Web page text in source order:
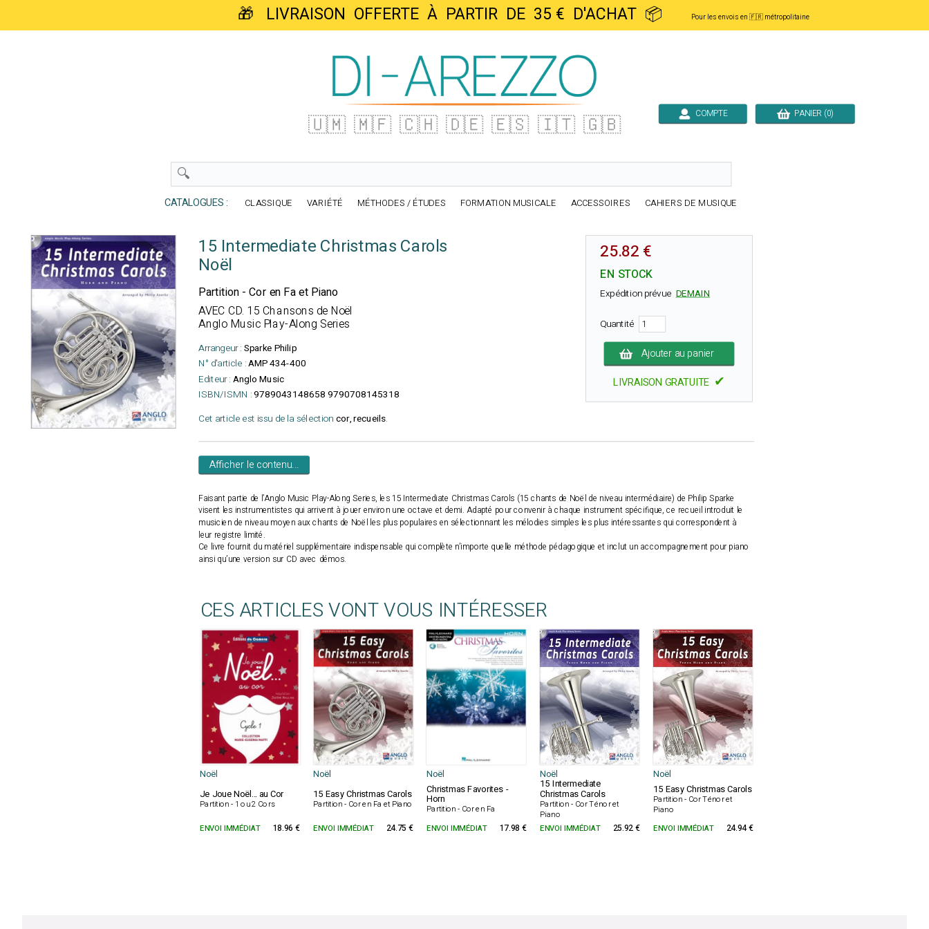
🎁 LIVRAISON OFFERTE À PARTIR DE 35 € D'ACHAT 📦 Pour les envois en 🇫🇷 métropolitaine
🇺🇲 🇲🇫 🇨🇭 🇩🇪 🇪🇸 🇮🇹 🇬🇧 COMPTE PANIER (0)
CATALOGUES : CLASSIQUE VARIÉTÉ MÉTHODES / ÉTUDES FORMATION MUSICALE ACCESSOIRES CAHIERS DE MUSIQUE
15 Intermediate Christmas Carols
Noël
Partition - Cor en Fa et Piano
AVEC CD. 15 Chansons de Noël
Anglo Music Play-Along Series
Arrangeur : Sparke Philip
N° d'article :AMP 434-400
Editeur : Anglo Music
ISBN/ISMN :9789043148658 9790708145318
Cet article est issu de la sélection cor, recueils.
25.82 €
EN STOCK
Expédition prévueDEMAIN
Quantité
Ajouter au panier
LIVRAISON GRATUITE ✔
Afficher le contenu...
Faisant partie de l’Anglo Music Play-Along Series, les 15 Intermediate Christmas Carols (15 chants de Noël de niveau intermédiaire) de Philip Sparke
visent les instrumentistes qui arrivent à jouer environ une octave et demi. Adapté pour convenir à chaque instrument spécifique, ce recueil introduit le
musicien de niveau moyen aux chants de Noël les plus populaires en sélectionnant les mélodies simples les plus intéressantes qui correspondent à
leur registre limité.
Ce livre fournit du matériel supplémentaire indispensable qui complète n’importe quelle méthode pédagogique et inclut un accompagnement pour piano
ainsi qu’une version sur CD avec démos.
CES ARTICLES VONT VOUS INTÉRESSER
Noël Noël Noël Noël Noël
Je Joue Noël... au Cor
Partition - 1 ou 2 Cors
15 Easy Christmas Carols
Partition - Cor en Fa et Piano
Christmas Favorites -
Horn
Partition - Cor en Fa
15 Intermediate
Christmas Carols
Partition - Cor Ténor et
Piano
15 Easy Christmas Carols
Partition - Cor Ténor et
Piano
ENVOI IMMÉDIAT
18.96 € ENVOI IMMÉDIAT 24.75 € ENVOI IMMÉDIAT 17.98 € ENVOI IMMÉDIAT 25.92 € ENVOI IMMÉDIAT 24.94 €